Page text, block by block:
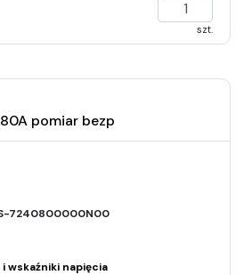
szt.
pomiar bezp
7240800000N00
wskaźniki napięcia